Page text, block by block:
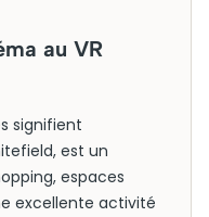
au VR
signifient
est un
espaces
excellente activité